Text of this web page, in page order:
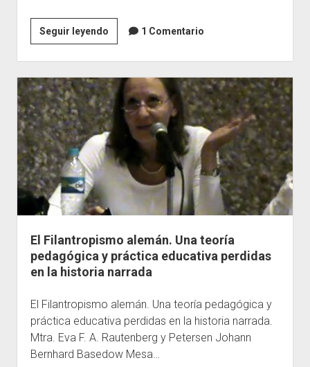
Seguir leyendoEducación
y
porvenir,
un
horizonte
desde
la
perspectiva
de
Nietzsche
1 Comentario
El Filantropismo alemán. Una teoría
pedagógica y práctica educativa perdidas
en la historia narrada
El Filantropismo alemán. Una teoría pedagógica y
práctica educativa perdidas en la historia narrada.
Mtra. Eva F. A. Rautenberg y Petersen Johann
Bernhard Basedow Mesa…